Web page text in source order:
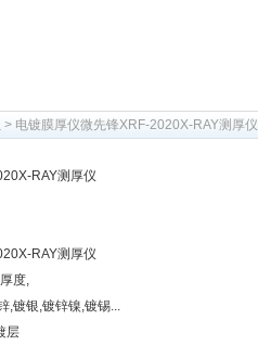
> 电镀膜厚仪微先锋XRF-2020X-RAY测厚仪
RAY测厚仪
RAY测厚仪
度,
,镀银,镀锌镍,镀锡...
层